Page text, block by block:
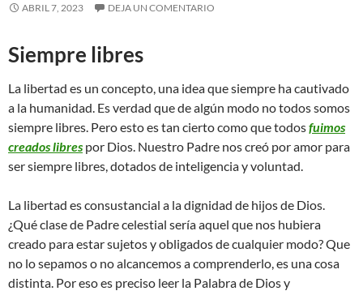
ABRIL 7, 2023 DEJA UN COMENTARIO
Siempre libres
La libertad es un concepto, una idea que siempre ha cautivado
a la humanidad. Es verdad que de algún modo no todos somos
siempre libres. Pero esto es tan cierto como que todosfuimos
creados libres por Dios. Nuestro Padre nos creó por amor para
ser siempre libres, dotados de inteligencia y voluntad.
La libertad es consustancial a la dignidad de hijos de Dios.
¿Qué clase de Padre celestial sería aquel que nos hubiera
creado para estar sujetos y obligados de cualquier modo? Que
no lo sepamos o no alcancemos a comprenderlo, es una cosa
distinta. Por eso es preciso leer la Palabra de Dios y